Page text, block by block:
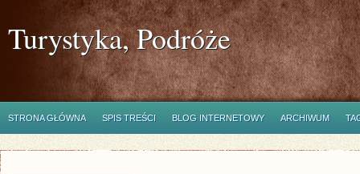
Turystyka, Podróże
STRONA GŁÓWNA SPIS TREŚCI BLOG INTERNETOWY ARCHIWUM